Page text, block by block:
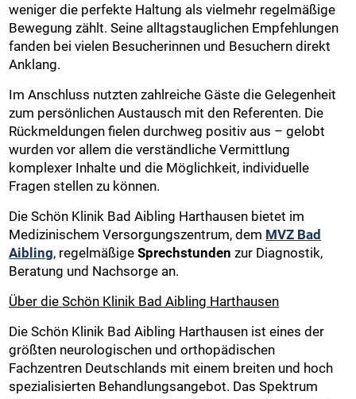
weniger die perfekte Haltung als vielmehr regelmäßige
Bewegung zählt. Seine alltagstauglichen Empfehlungen
fanden bei vielen Besucherinnen und Besuchern direkt
Anklang.
Im Anschluss nutzten zahlreiche Gäste die Gelegenheit
zum persönlichen Austausch mit den Referenten. Die
Rückmeldungen fielen durchweg positiv aus – gelobt
wurden vor allem die verständliche Vermittlung
komplexer Inhalte und die Möglichkeit, individuelle
Fragen stellen zu können.
Die Schön Klinik Bad Aibling Harthausen bietet im
Medizinischem Versorgungszentrum, dem MVZ Bad
Aibling, regelmäßigeSprechstunden zur Diagnostik,
Beratung und Nachsorge an.
Über die Schön Klinik Bad Aibling Harthausen
Die Schön Klinik Bad Aibling Harthausen ist eines der
größten neurologischen und orthopädischen
Fachzentren Deutschlands mit einem breiten und hoch
spezialisierten Behandlungsangebot. Das Spektrum